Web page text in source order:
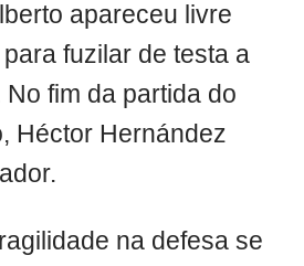
apareceu livre
fuzilar de testa a
fim da partida do
Héctor Hernández
na defesa se